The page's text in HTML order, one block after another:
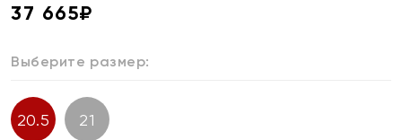
37 665₽
Выберите размер:
20.5 21